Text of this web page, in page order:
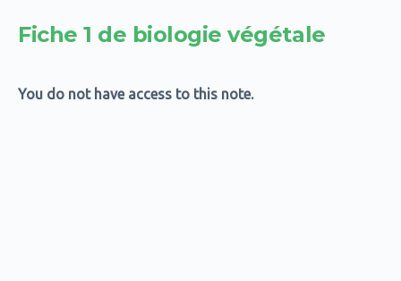
Fiche 1 de biologie végétale
You do not have access to this note.